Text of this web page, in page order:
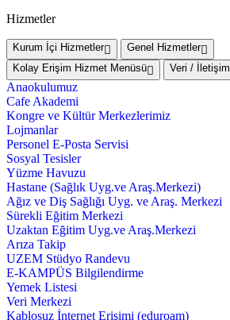
Hizmetler
Kurum İçi Hizmetler
Genel Hizmetler
Kolay Erişim Hizmet Menüsü
Veri / İletişim
Anaokulumuz
Cafe Akademi
Kongre ve Kültür Merkezlerimiz
Lojmanlar
Personel E-Posta Servisi
Sosyal Tesisler
Yüzme Havuzu
Hastane (Sağlık Uyg.ve Araş.Merkezi)
Ağız ve Diş Sağlığı Uyg. ve Araş. Merkezi
Sürekli Eğitim Merkezi
Uzaktan Eğitim Uyg.ve Araş.Merkezi
Arıza Takip
UZEM Stüdyo Randevu
E-KAMPÜS Bilgilendirme
Yemek Listesi
Veri Merkezi
Kablosuz İnternet Erişimi (eduroam)